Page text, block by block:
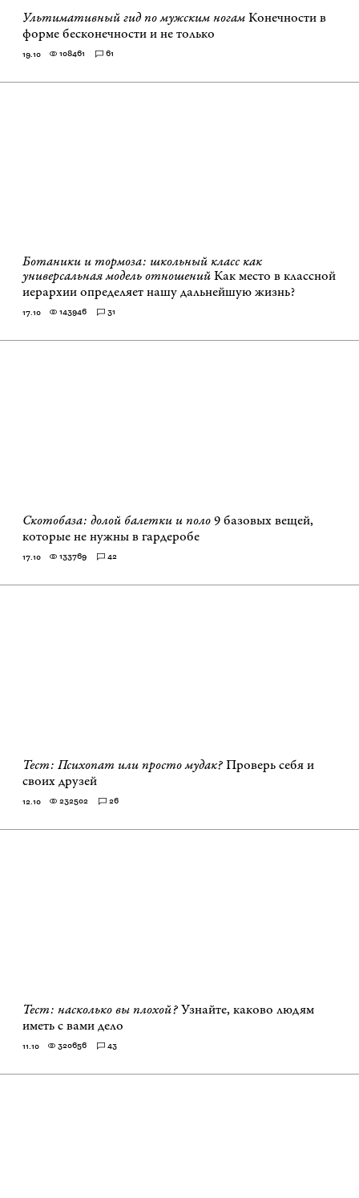
Ультимативный гид по мужским ногамКонечности в
форме бесконечности и не только
19.10 108461 61
Ботаники и тормоза: школьный класс как
универсальная модель отношенийКак место в классной
иерархии определяет нашу дальнейшую жизнь?
17.10 143946 31
Скотобаза: долой балетки и поло9 базовых вещей,
которые не нужны в гардеробе
17.10 133769 42
Тест: Психопат или просто мудак?Проверь себя и
своих друзей
12.10 232502 26
Тест: насколько вы плохой?Узнайте, каково людям
иметь с вами дело
11.10 320656 43